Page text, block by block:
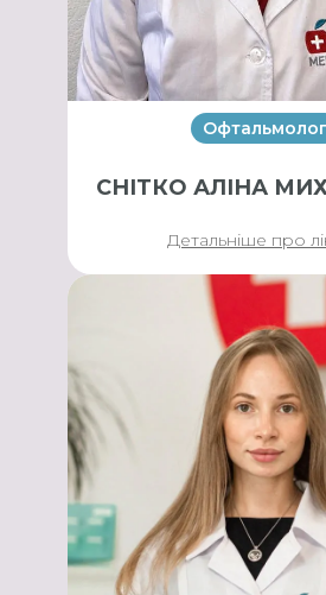
Офтальмолог
СНІТКО АЛІНА
Детальніше про